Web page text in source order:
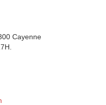
Cayenne